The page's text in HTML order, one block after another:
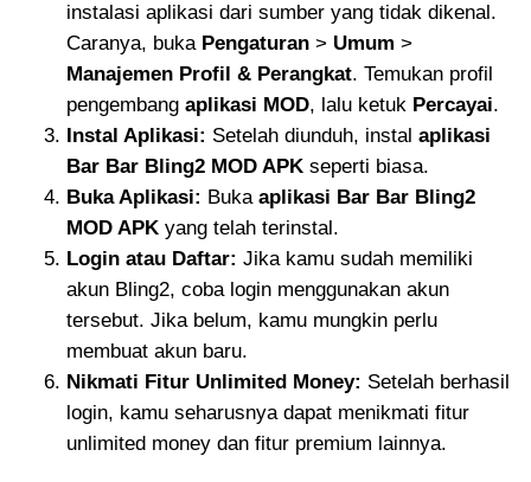
instalasi aplikasi dari sumber yang tidak dikenal.
Caranya, buka Pengaturan > Umum >
Manajemen Profil & Perangkat. Temukan profil
pengembang aplikasi MOD, lalu ketuk Percayai.
Instal Aplikasi: Setelah diunduh, instal aplikasi
Bar Bar Bling2 MOD APK seperti biasa.
Buka Aplikasi: Buka aplikasi Bar Bar Bling2
MOD APK yang telah terinstal.
Login atau Daftar: Jika kamu sudah memiliki
akun Bling2, coba login menggunakan akun
tersebut. Jika belum, kamu mungkin perlu
membuat akun baru.
Nikmati Fitur Unlimited Money: Setelah berhasil
login, kamu seharusnya dapat menikmati fitur
unlimited money dan fitur premium lainnya.